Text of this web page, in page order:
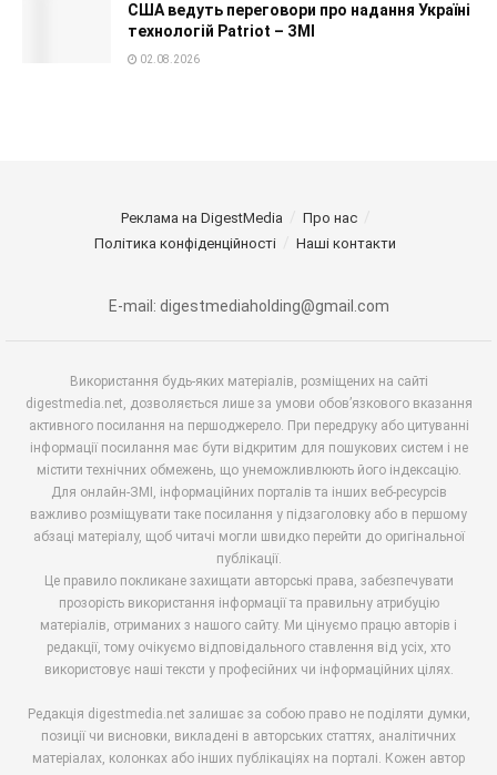
США ведуть переговори про надання Україні
технологій Patriot – ЗМІ
02.08.2026
Реклама на DigestMedia
Про нас
Політика конфіденційності
Наші контакти
E-mail: digestmediaholding@gmail.com
Використання будь-яких матеріалів, розміщених на сайті
digestmedia.net, дозволяється лише за умови обов’язкового вказання
активного посилання на першоджерело. При передруку або цитуванні
інформації посилання має бути відкритим для пошукових систем і не
містити технічних обмежень, що унеможливлюють його індексацію.
Для онлайн-ЗМІ, інформаційних порталів та інших веб-ресурсів
важливо розміщувати таке посилання у підзаголовку або в першому
абзаці матеріалу, щоб читачі могли швидко перейти до оригінальної
публікації.
Це правило покликане захищати авторські права, забезпечувати
прозорість використання інформації та правильну атрибуцію
матеріалів, отриманих з нашого сайту. Ми цінуємо працю авторів і
редакції, тому очікуємо відповідального ставлення від усіх, хто
використовує наші тексти у професійних чи інформаційних цілях.
Редакція digestmedia.net залишає за собою право не поділяти думки,
позиції чи висновки, викладені в авторських статтях, аналітичних
матеріалах, колонках або інших публікаціях на порталі. Кожен автор